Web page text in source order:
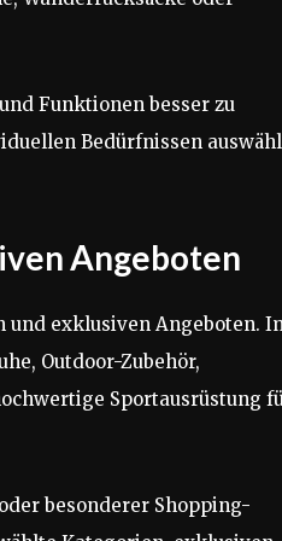
Funktionen besser zu
Bedürfnissen
Angeboten
exklusiven Angeboten.
Outdoor-Zubehör,
Sportausrüstung
besonderer Shopping-